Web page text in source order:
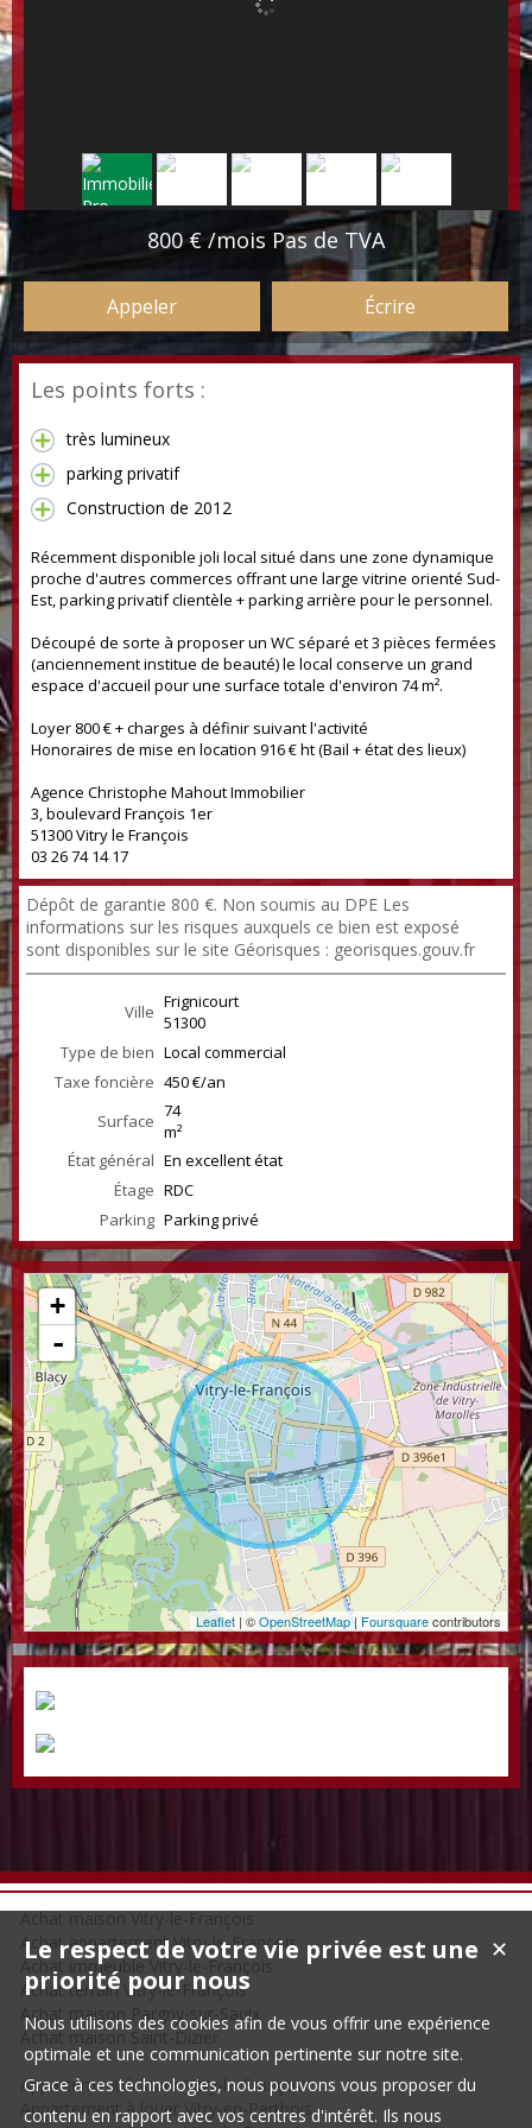
800 € /mois Pas de TVA
Appeler Écrire
Les points forts :
très lumineux
parking privatif
Construction de 2012
Récemment disponible joli local situé dans une zone dynamique
proche d'autres commerces offrant une large vitrine orienté Sud-
Est, parking privatif clientèle + parking arrière pour le personnel.
Découpé de sorte à proposer un WC séparé et 3 pièces fermées
(anciennement institue de beauté) le local conserve un grand
espace d'accueil pour une surface totale d'environ 74 m².
Loyer 800 € + charges à définir suivant l'activité
Honoraires de mise en location 916 € ht (Bail + état des lieux)
Agence Christophe Mahout Immobilier
3, boulevard François 1er
51300 Vitry le François
03 26 74 14 17
Dépôt de garantie 800 €. Non soumis au DPE Les
informations sur les risques auxquels ce bien est exposé
sont disponibles sur le site Géorisques : georisques.gouv.fr
Ville Frignicourt
51300
Type de bien Local commercial
Taxe foncière 450 €/an
Surface 74
m²
État général En excellent état
Étage RDC
Parking Parking privé
+
-
Leaflet | ©OpenStreetMap| Foursquarecontributors
Achat maison Vitry-le-François
Achat appartement Vitry-le-François
Achat immeuble Vitry-le-François
Achat terrain Vitry-le-François
Achat maison Pargny-sur-Saulx
Achat maison Saint-Dizier
Appartement à louer Vitry-le-François
Appartement à louer Vitry-en-Perthois
✕
Le respect de votre vie privée est une
priorité pour nous
Nous utilisons des cookies afin de vous offrir une expérience
optimale et une communication pertinente sur notre site.
Grace à ces technologies, nous pouvons vous proposer du
contenu en rapport avec vos centres d'intérêt. Ils nous